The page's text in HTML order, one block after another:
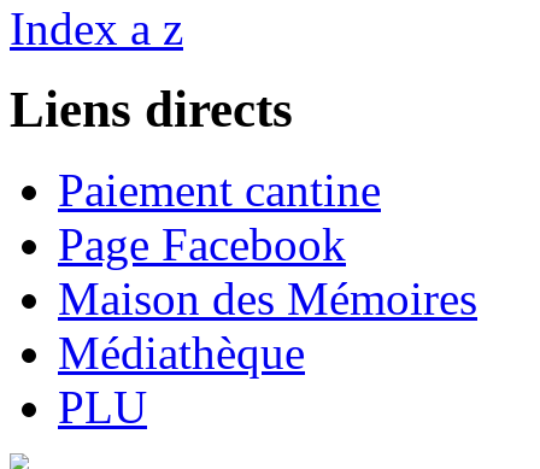
Index a z
Liens directs
Paiement cantine
Page Facebook
Maison des Mémoires
Médiathèque
PLU